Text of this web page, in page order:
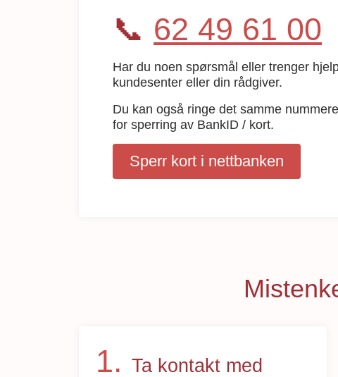
Har du noen spørsmål eller trenger
kundesenter eller din rådgiver.
📞 62 49 61 00
Du kan også ringe det samme
for sperring av BankID / kort.
Sperr kort i nettbanken
Ta kontakt med